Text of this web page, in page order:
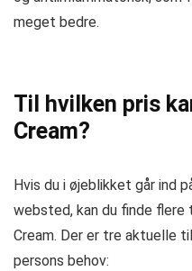
meget bedre.
Til hvilken pris
Cream?
Hvis du i øjeblikket går ind
websted, kan du finde flere
Cream. Der er tre aktuelle
persons behov: